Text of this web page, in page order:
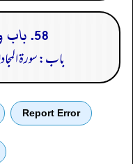
58. باب ومن سورة المجادلة
باب: سورۃ
Report Error